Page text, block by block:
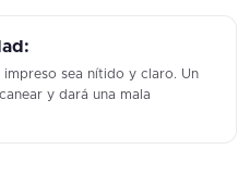
sea nítido y claro. Un
y dará una mala